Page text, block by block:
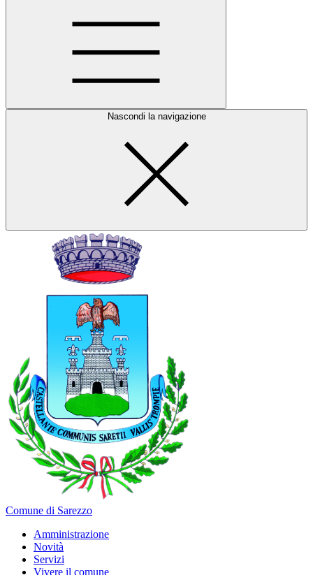
Nascondi la navigazione
Comune di Sarezzo
Amministrazione
Novità
Servizi
Vivere il comune